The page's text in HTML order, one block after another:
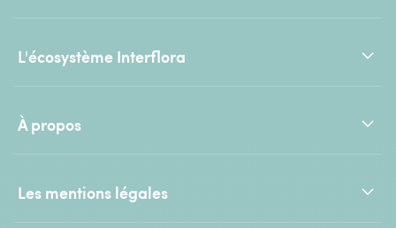
L'écosystème Interflora
À propos
Les mentions légales